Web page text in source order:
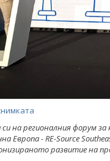
на регионалния форум за
Европа - RE-Source
развитие на